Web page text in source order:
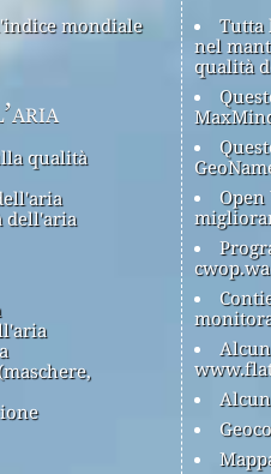
mondiale
qualità
dell'aria
Tutta
nel
qualità